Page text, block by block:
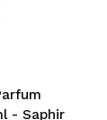
- Saphir